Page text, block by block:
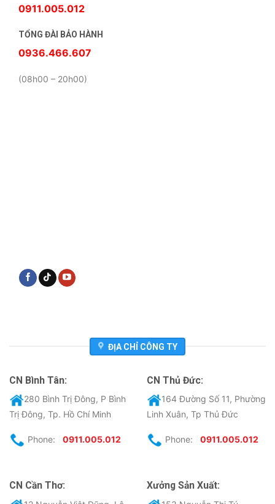
0911.005.012
TỔNG ĐÀI BẢO HÀNH
0936.466.607
(08h00 – 20h00)
ĐỊA CHỈ CÔNG TY
CN Bình Tân:
280 Bình Trị Đông, P Bình
Trị Đông, Tp. Hồ Chí Minh
Phone: 0911.005.012
CN Thủ Đức:
164 Đường Số 11, Phường
Linh Xuân, Tp Thủ Đức
Phone: 0911.005.012
CN Cần Thơ: Xưởng Sản Xuất: